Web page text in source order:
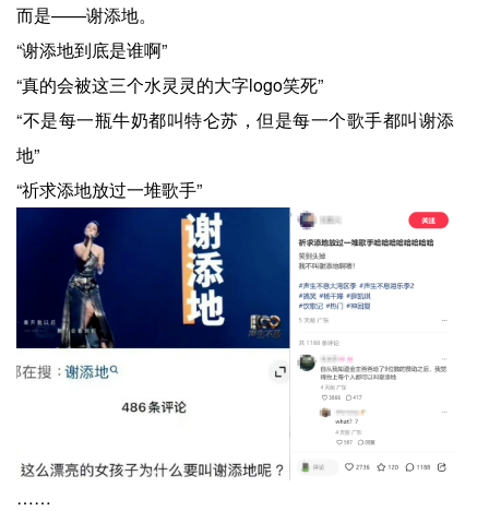
而是——谢添地。
“谢添地到底是谁啊”
“真的会被这三个水灵灵的大字logo笑死”
“不是每一瓶牛奶都叫特仑苏，但是每一个歌手都叫谢添
地”
“祈求添地放过一堆歌手”
……